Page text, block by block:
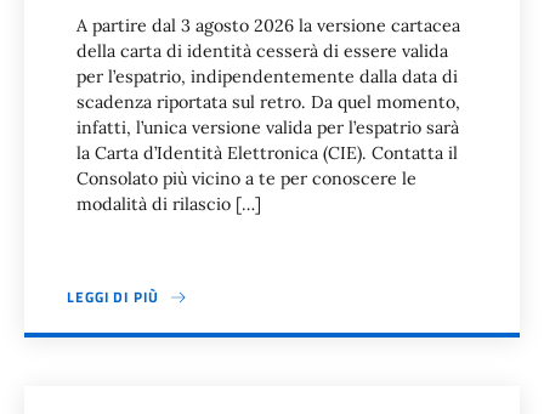
A partire dal 3 agosto 2026 la versione cartacea
della carta di identità cesserà di essere valida
per l’espatrio, indipendentemente dalla data di
scadenza riportata sul retro. Da quel momento,
infatti, l’unica versione valida per l’espatrio sarà
la Carta d’Identità Elettronica (CIE). Contatta il
Consolato più vicino a te per conoscere le
modalità di rilascio […]
LEGGI DI PIÙ